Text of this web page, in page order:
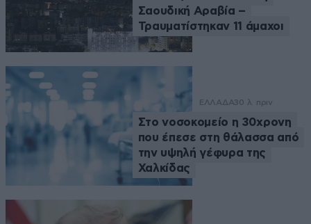
Σαουδική Αραβία –
Τραυματίστηκαν 11 άμαχοι
ΕΛΛΑΔΑ30 λ. πριν
Στο νοσοκομείο η 30χρονη
που έπεσε στη θάλασσα από
την υψηλή γέφυρα της
Χαλκίδας